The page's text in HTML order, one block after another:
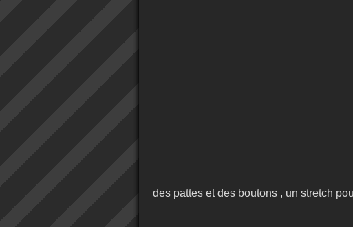
des pattes et des boutons , un stretch